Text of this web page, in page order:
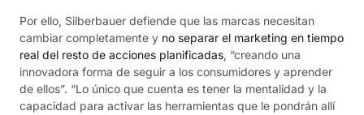
Por ello, Silberbauer defiende que las marcas necesitan
cambiar completamente y no separar el marketing en tiempo
real del resto de acciones planificadas, “creando una
innovadora forma de seguir a los consumidores y aprender
de ellos”. “Lo único que cuenta es tener la mentalidad y la
capacidad para activar las herramientas que le pondrán allí